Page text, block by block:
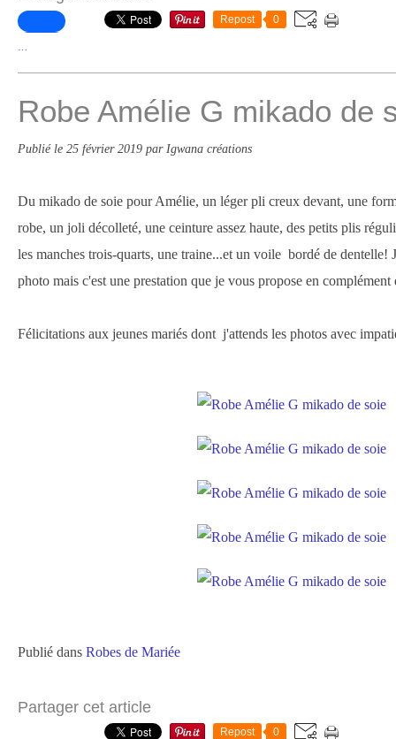
Repost 0
Robe Amélie G mikado de
Publié le 25 février 2019 par Igwana créations
Du mikado de soie pour Amélie, un léger pli creux devant, une
robe, un joli décolleté, une ceinture assez haute, des petits plis
les manches trois-quarts, une traine...et un voile bordé de dentelle!
photo mais c'est une prestation que je vous propose en complément
Félicitations aux jeunes mariés dont j'attends les photos avec
Publié dans Robes de Mariée
Partager cet article
Repost 0